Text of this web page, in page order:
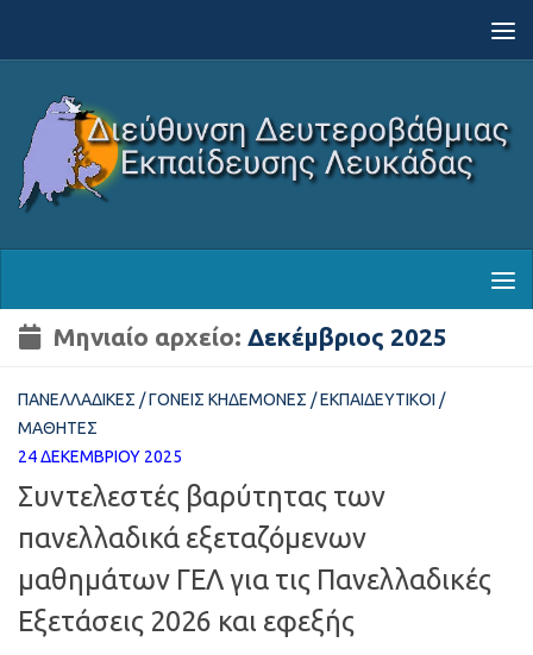
Μηνιαίο αρχείο: Δεκέμβριος 2025
ΠΑΝΕΛΛΑΔΙΚΈΣ /ΓΟΝΕΊΣ ΚΗΔΕΜΌΝΕΣ /ΕΚΠΑΙΔΕΥΤΙΚΟΊ /
ΜΑΘΗΤΈΣ
24 ΔΕΚΕΜΒΡΊΟΥ 2025
Συντελεστές βαρύτητας των
πανελλαδικά εξεταζόμενων
μαθημάτων ΓΕΛ για τις Πανελλαδικές
Εξετάσεις 2026 και εφεξής